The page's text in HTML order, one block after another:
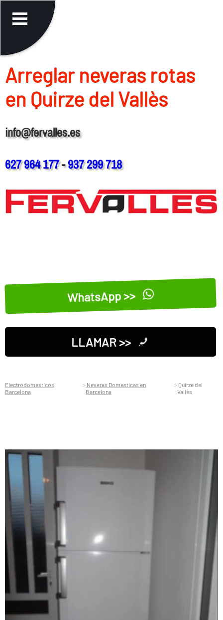
Arreglar neveras rotas
en Quirze del Vallès
info@fervalles.es
627 964 177-937 299 718
WhatsApp >>
LLAMAR >>
Electrodomesticos
Barcelona
Neveras Domesticas en
Barcelona
Quirze del
Vallès